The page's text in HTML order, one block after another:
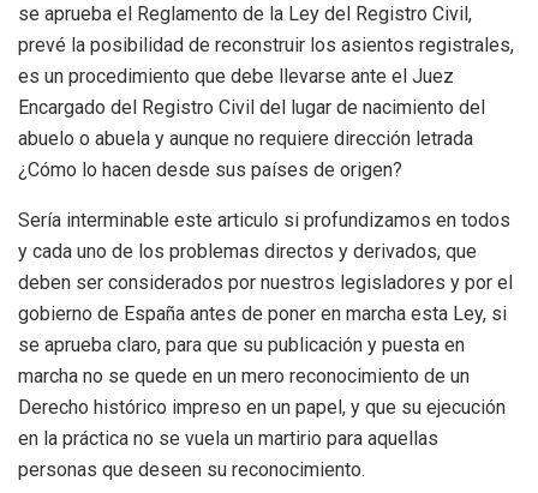
se aprueba el Reglamento de la Ley del Registro Civil,
prevé la posibilidad de reconstruir los asientos registrales,
es un procedimiento que debe llevarse ante el Juez
Encargado del Registro Civil del lugar de nacimiento del
abuelo o abuela y aunque no requiere dirección letrada
¿Cómo lo hacen desde sus países de origen?
Sería interminable este articulo si profundizamos en todos
y cada uno de los problemas directos y derivados, que
deben ser considerados por nuestros legisladores y por el
gobierno de España antes de poner en marcha esta Ley, si
se aprueba claro, para que su publicación y puesta en
marcha no se quede en un mero reconocimiento de un
Derecho histórico impreso en un papel, y que su ejecución
en la práctica no se vuela un martirio para aquellas
personas que deseen su reconocimiento.